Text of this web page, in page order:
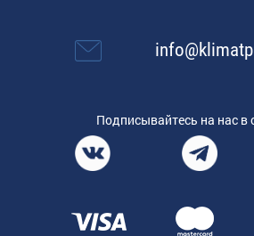
Подписывайтесь на нас в